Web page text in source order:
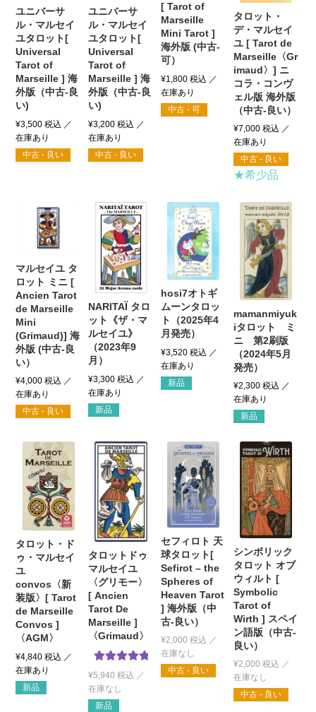
ユニバーサ
ル・マルセイ
ユタロット[
Universal
Tarot of
Marseille ] 海
外版（中古-良
い)
¥3,500 税込
中古 - 良い
ユニバーサ
ル・マルセイ
ユタロット[
Universal
Tarot of
Marseille ] 海
外版（中古-良
い)
¥3,200 税込
中古 - 良い
[ Tarot of
Marseille
Mini Tarot ]
海外版 (中古-
可）
¥1,800 税込
中古 - 可
タロット・
デ・マルセイ
ユ [ Tarot de
Marseille〈Gr
imaud〉] ニ
コラ・コンヴ
ェル版 海外版
（中古-良い）
¥7,000税込
中古 - 良い
★希少品
マルセイユ タ
ロット ミニ [
Ancien Tarot
de Marseille
Mini
(Grimaud)] 海
外版 (中古-良
い）
¥4,000 税込
中古 - 良い
NARITAÏ タロ
ット《ザ・マ
ルセイユ》
（2023年9
月）
¥3,300 税込
新品
hosi7オトギ
ムーンタロッ
ト（2025年4
月発売）
¥3,520 税込
新品
mamanmiyuk
iタロット ミ
ニ 第2刷版
（2024年5月
発売）
¥2,300税込
新品
タロット・ド
ゥ・マルセイ
ユ
convos〈新
装版〉[ Tarot
de Marseille
Convos ]
〈AGM〉
¥4,840 税込
新品
タロットドゥ
マルセイユ
〈グリモー〉
[ Ancien
Tarot De
Marseille ]
〈Grimaud〉
5段階中5.00
の評価
¥5,940 税込
新品
セフィロト 天
球タロット[
Sefirot – the
Spheres of
Heaven Tarot
] 海外版（中
古-良い）
¥2,000 税込
中古 - 良い
シンボリック
タロット オブ
ウィルト [
Symbolic
Tarot of
Wirth ] スペイ
ン語版（中古-
良い）
¥2,000 税込
中古 - 良い